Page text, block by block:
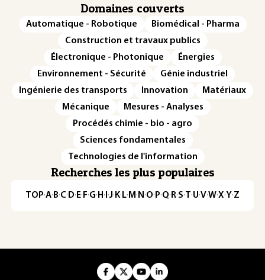
Domaines couverts
Automatique - Robotique
Biomédical - Pharma
Construction et travaux publics
Électronique - Photonique
Énergies
Environnement - Sécurité
Génie industriel
Ingénierie des transports
Innovation
Matériaux
Mécanique
Mesures - Analyses
Procédés chimie - bio - agro
Sciences fondamentales
Technologies de l'information
Recherches les plus populaires
TOP·A·B·C· D· E· F·G· H · ·J· K· L· M · N ·O· P·Q· R·S·T·U·V·W·X·Y·Z